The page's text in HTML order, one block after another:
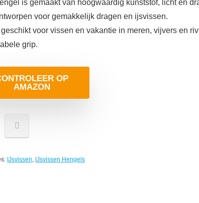
is gemaakt van hoogwaardig kunststof, licht en
voor gemakkelijk dragen en ijsvissen.
voor vissen en vakantie in meren, vijvers en
grip.
OP
AMAZON
IJsvissen, IJsvissen Hengels